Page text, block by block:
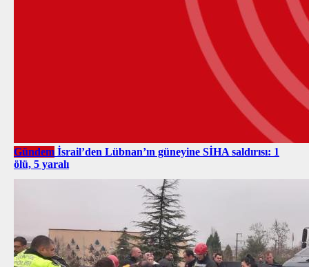
Gündem İsrail’den Lübnan’ın güneyine SİHA saldırısı: 1
ölü, 5 yaralı